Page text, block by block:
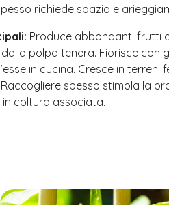
richiede spazio e
Produce abbondanti frutti
polpa tenera. Fiorisce con
in cucina. Cresce in terreni
spesso stimola la
in coltura associata.